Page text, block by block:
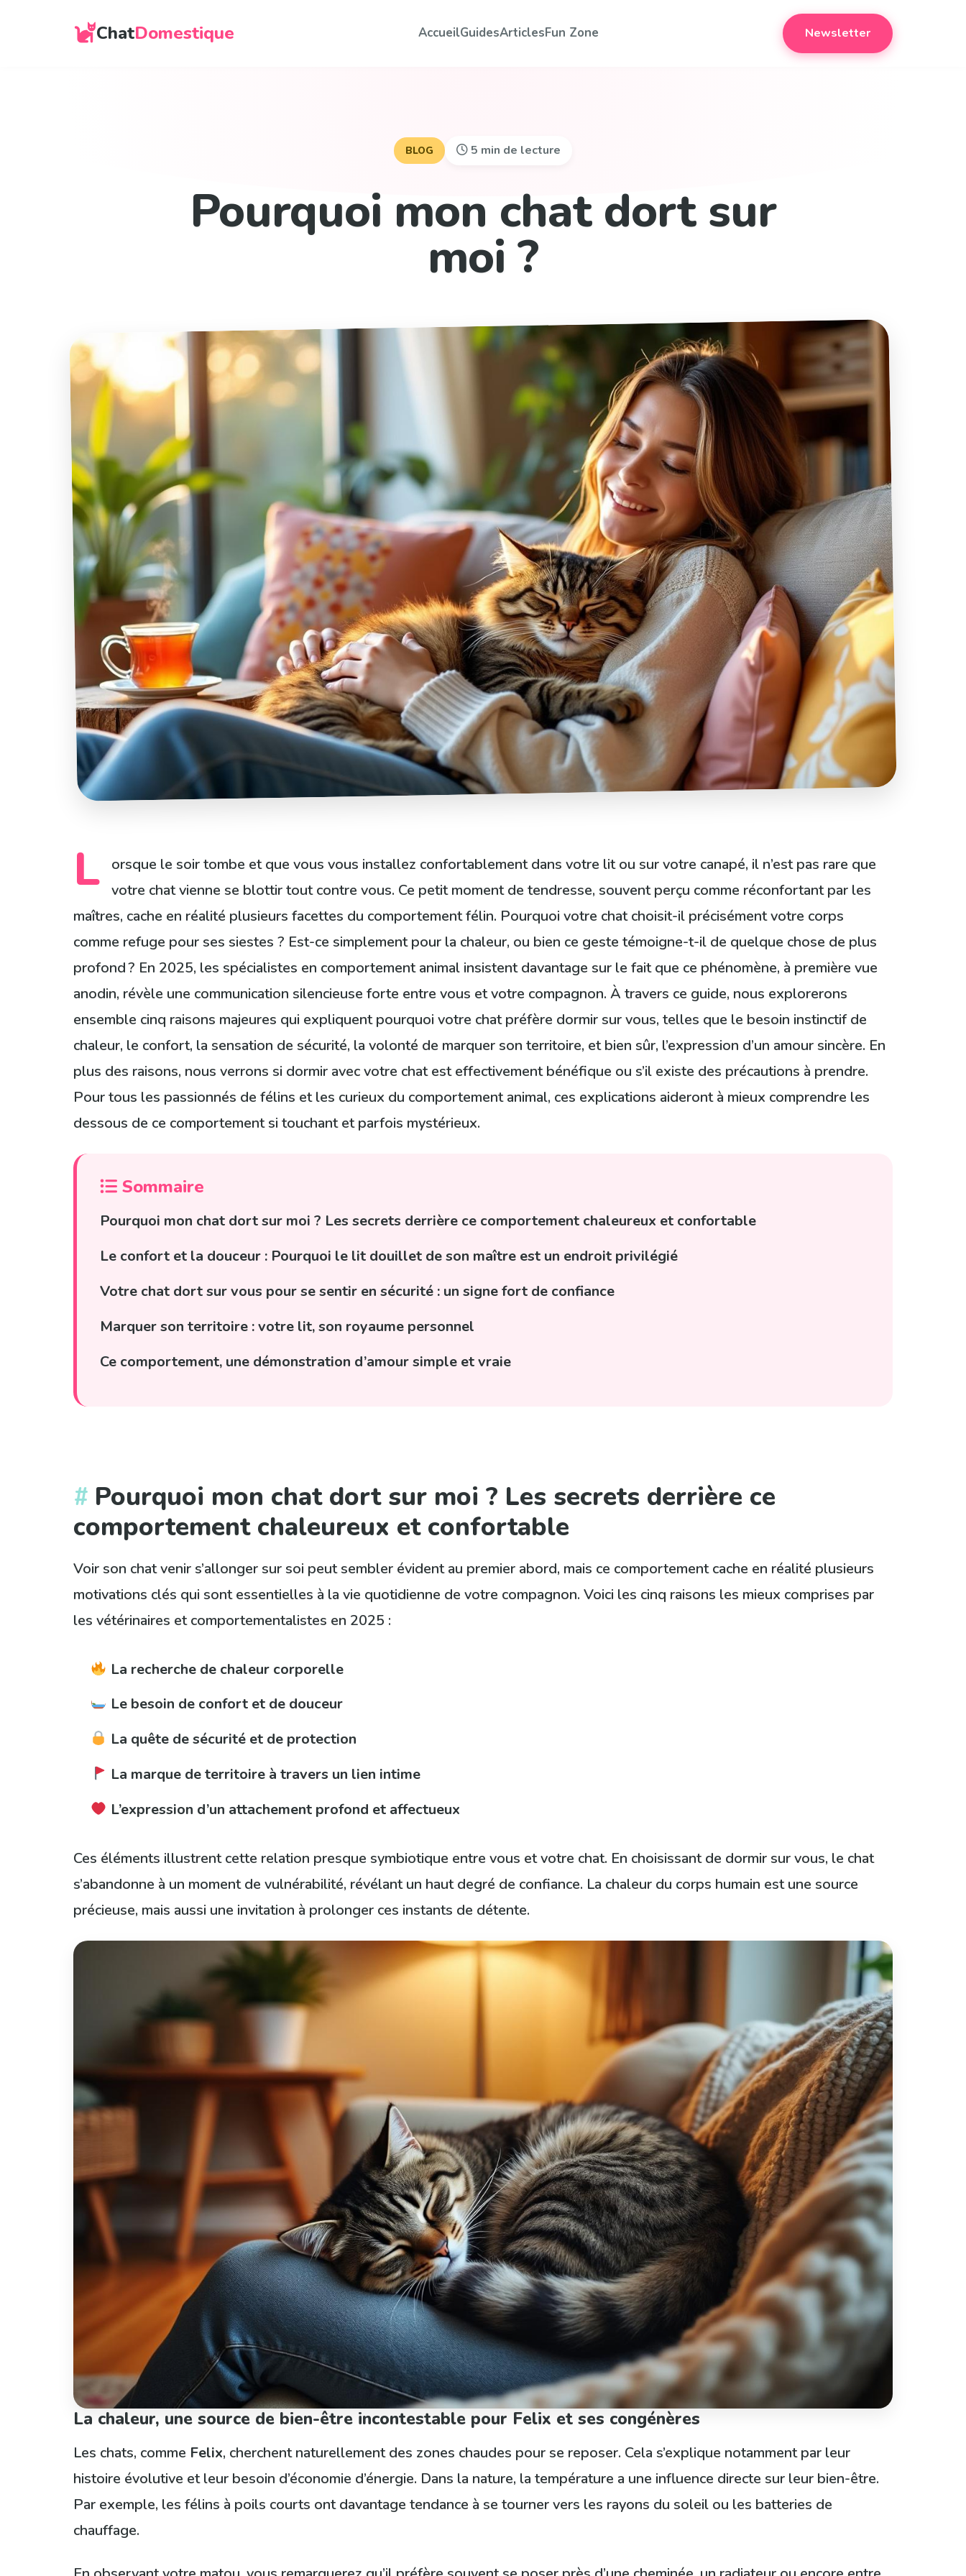
ChatDomestique AccueilGuidesArticlesFun Zone Newsletter
BLOG 5 min de lecture
Pourquoi mon chat dort sur
moi ?
L
orsque le soir tombe et que vous vous installez confortablement dans votre lit ou sur votre canapé, il n’est pas rare que
votre chat vienne se blottir tout contre vous. Ce petit moment de tendresse, souvent perçu comme réconfortant par les
maîtres, cache en réalité plusieurs facettes du comportement félin. Pourquoi votre chat choisit-il précisément votre corps
comme refuge pour ses siestes ? Est-ce simplement pour la chaleur, ou bien ce geste témoigne-t-il de quelque chose de plus
profond ? En 2025, les spécialistes en comportement animal insistent davantage sur le fait que ce phénomène, à première vue
anodin, révèle une communication silencieuse forte entre vous et votre compagnon. À travers ce guide, nous explorerons
ensemble cinq raisons majeures qui expliquent pourquoi votre chat préfère dormir sur vous, telles que le besoin instinctif de
chaleur, le confort, la sensation de sécurité, la volonté de marquer son territoire, et bien sûr, l’expression d’un amour sincère. En
plus des raisons, nous verrons si dormir avec votre chat est effectivement bénéfique ou s’il existe des précautions à prendre.
Pour tous les passionnés de félins et les curieux du comportement animal, ces explications aideront à mieux comprendre les
dessous de ce comportement si touchant et parfois mystérieux.
Sommaire
Pourquoi mon chat dort sur moi ? Les secrets derrière ce comportement chaleureux et confortable
Le confort et la douceur : Pourquoi le lit douillet de son maître est un endroit privilégié
Votre chat dort sur vous pour se sentir en sécurité : un signe fort de confiance
Marquer son territoire : votre lit, son royaume personnel
Ce comportement, une démonstration d’amour simple et vraie
Pourquoi mon chat dort sur moi ? Les secrets derrière ce
comportement chaleureux et confortable
Voir son chat venir s’allonger sur soi peut sembler évident au premier abord, mais ce comportement cache en réalité plusieurs
motivations clés qui sont essentielles à la vie quotidienne de votre compagnon. Voici les cinq raisons les mieux comprises par
les vétérinaires et comportementalistes en 2025 :
La recherche de chaleur corporelle
Le besoin de confort et de douceur
La quête de sécurité et de protection
La marque de territoire à travers un lien intime
L’expression d’un attachement profond et affectueux
Ces éléments illustrent cette relation presque symbiotique entre vous et votre chat. En choisissant de dormir sur vous, le chat
s’abandonne à un moment de vulnérabilité, révélant un haut degré de confiance. La chaleur du corps humain est une source
précieuse, mais aussi une invitation à prolonger ces instants de détente.
La chaleur, une source de bien-être incontestable pour Felix et ses congénères
Les chats, comme Felix, cherchent naturellement des zones chaudes pour se reposer. Cela s’explique notamment par leur
histoire évolutive et leur besoin d’économie d’énergie. Dans la nature, la température a une influence directe sur leur bien-être.
Par exemple, les félins à poils courts ont davantage tendance à se tourner vers les rayons du soleil ou les batteries de
chauffage.